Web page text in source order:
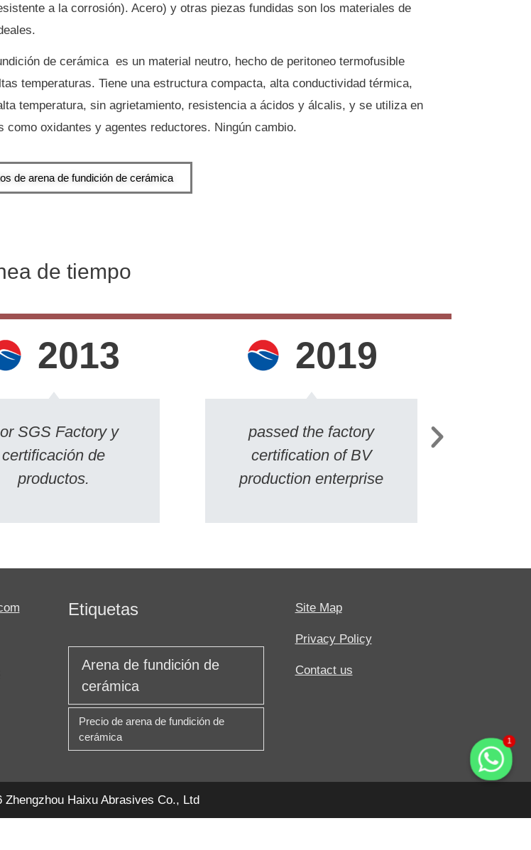
a la corrosión). Acero) y otras piezas fundidas son los materiales de
de cerámicaes un material neutro, hecho de peritoneo termofusible
temperaturas. Tiene una estructura compacta, alta conductividad térmica,
temperatura, sin agrietamiento, resistencia a ácidos y álcalis, y se utiliza en
como oxidantes y agentes reductores. Ningún cambio.
de arena de fundición de cerámica
de tiempo
SGS Factory y
certificación de
productos.
2013
passed the factory
certification of BV
production enterprise
2019
Etiquetas
Arena de fundición de
cerámica
Precio de arena de fundición de
cerámica
Site Map
Privacy Policy
Contact us
Haixu Abrasives Co., Ltd
1